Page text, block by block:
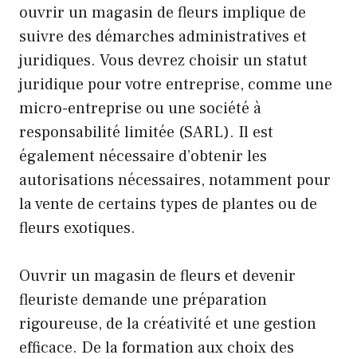
ouvrir un magasin de fleurs implique de
suivre des démarches administratives et
juridiques. Vous devrez choisir un statut
juridique pour votre entreprise, comme une
micro-entreprise ou une société à
responsabilité limitée (SARL). Il est
également nécessaire d’obtenir les
autorisations nécessaires, notamment pour
la vente de certains types de plantes ou de
fleurs exotiques.
Ouvrir un magasin de fleurs et devenir
fleuriste demande une préparation
rigoureuse, de la créativité et une gestion
efficace. De la formation aux choix des